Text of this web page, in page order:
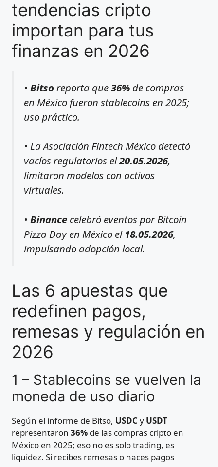
tendencias cripto
importan para tus
finanzas en 2026
• Bitso reporta que36% de compras
en México fueron stablecoins en 2025;
uso práctico.
• La Asociación Fintech México detectó
vacíos regulatorios el20.05.2026,
limitaron modelos con activos
virtuales.
• Binance celebró eventos por Bitcoin
Pizza Day en México el 18.05.2026,
impulsando adopción local.
Las 6 apuestas que
redefinen pagos,
remesas y regulación en
2026
1 – Stablecoins se vuelven la
moneda de uso diario
Según el informe de Bitso, USDC y USDT
representaron 36% de las compras cripto en
México en 2025; eso no es solo trading, es
liquidez. Si recibes remesas o haces pagos